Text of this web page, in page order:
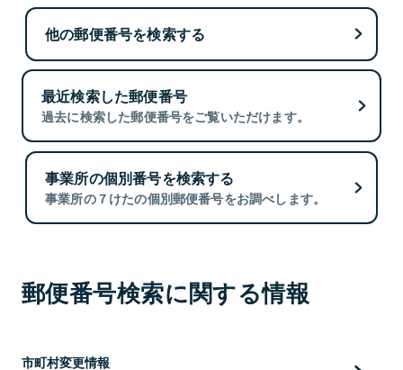
他の郵便番号を検索する
最近検索した郵便番号
過去に検索した郵便番号をご覧いただけます。
事業所の個別番号を検索する
事業所の７けたの個別郵便番号をお調べします。
郵便番号検索に関する情報
市町村変更情報